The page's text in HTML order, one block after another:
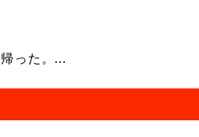
った。...